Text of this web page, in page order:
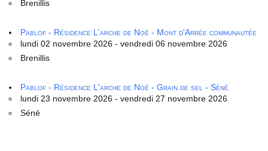
Brenillis
Pablof - Résidence L'arche de Noé - Mont d'Arrée communautée
lundi 02 novembre 2026 - vendredi 06 novembre 2026
Brenillis
Pablof - Résidence L'arche de Noé - Grain de sel - Séné
lundi 23 novembre 2026 - vendredi 27 novembre 2026
Séné